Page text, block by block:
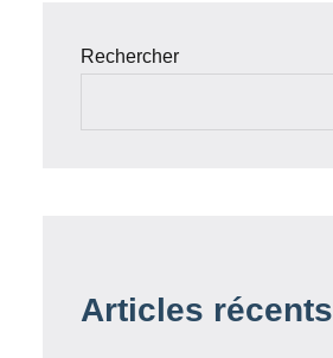
Rechercher
Articles récents